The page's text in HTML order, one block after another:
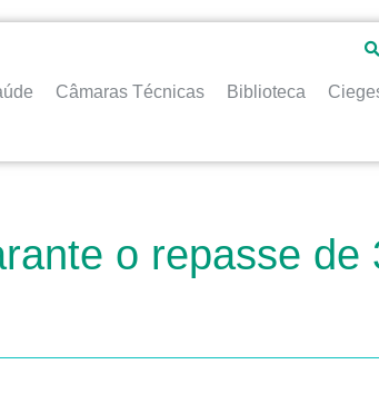
Câmaras Técnicas Biblioteca
o repasse